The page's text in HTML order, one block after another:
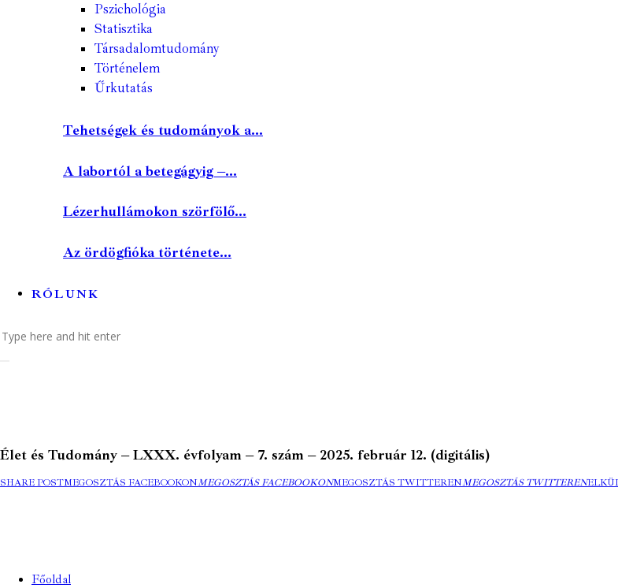
Pszichológia
Statisztika
Társadalomtudomány
Történelem
Űrkutatás
Tehetségek és tudományok a...
A labortól a betegágyig –...
Lézerhullámokon szörfölő...
Az ördögfióka története...
RÓLUNK
Élet és Tudomány – LXXX. évfolyam – 7. szám – 2025. február 12. (digitális)
SHARE POSTMEGOSZTÁS FACEBOOKONMEGOSZTÁS FACEBOOKONMEGOSZTÁS TWITTERENMEGOSZTÁS TWITTEREN
Főoldal